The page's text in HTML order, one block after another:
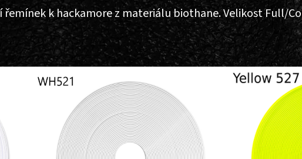
řemínek k hackamore z materiálu biothane. Velikost Full/